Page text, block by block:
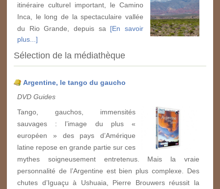
itinéraire culturel important, le Camino
Inca, le long de la spectaculaire vallée
du Rio Grande, depuis sa [En savoir
plus...]
Sélection de la médiathèque
Argentine, le tango du gaucho
DVD Guides
Tango, gauchos, immensités
sauvages : l’image du plus «
européen » des pays d’Amérique
latine repose en grande partie sur ces
mythes soigneusement entretenus. Mais la vraie
personnalité de l’Argentine est bien plus complexe. Des
chutes d’Iguaçu à Ushuaia, Pierre Brouwers réussit la